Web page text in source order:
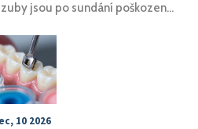
jsou po sundání poškozené
10 2026